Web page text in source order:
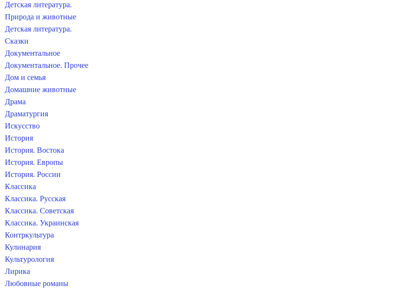
Детская литература.
Природа и животные
Детская литература.
Сказки
Документальное
Документальное. Прочее
Дом и семья
Домашние животные
Драма
Драматургия
Искусство
История
История. Востока
История. Европы
История. России
Классика
Классика. Русская
Классика. Советская
Классика. Украинская
Контркультура
Кулинария
Культурология
Лирика
Любовные романы